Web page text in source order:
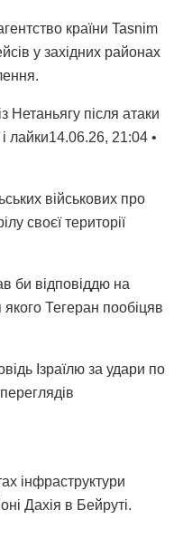
країни Tasnim
у західних районах
Нетаньягу після атаки
лайки14.06.26, 21:04 •
військових про
своєї території
би відповіддю на
якого Тегеран пообіцяв
Ізраїлю за удари по
інфраструктури
Дахія в Бейруті.